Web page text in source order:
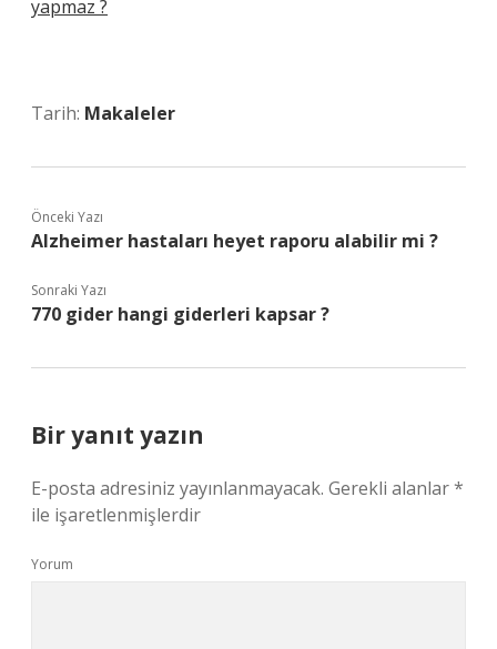
yapmaz ?
Tarih: Makaleler
Önceki Yazı
Alzheimer hastaları heyet raporu alabilir mi ?
Sonraki Yazı
770 gider hangi giderleri kapsar ?
Bir yanıt yazın
E-posta adresiniz yayınlanmayacak. Gerekli alanlar*
ile işaretlenmişlerdir
Yorum